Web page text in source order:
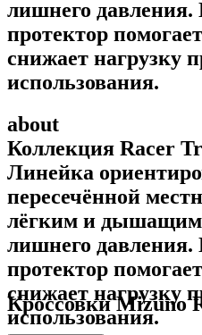
лишнего давления.
протектор
снижает нагрузку
использования.
about
Коллекция Racer
Линейка
пересечённой
лёгким и дышащим,
лишнего давления.
протектор
снижает нагрузку
использования.
Кроссовки Mizuno